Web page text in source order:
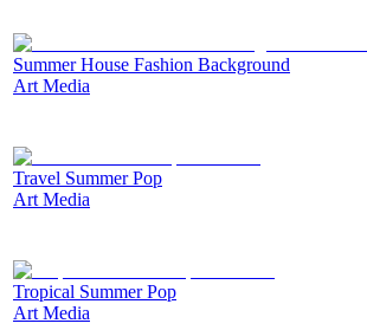
Summer House Fashion Background
Art Media
Travel Summer Pop
Art Media
Tropical Summer Pop
Art Media